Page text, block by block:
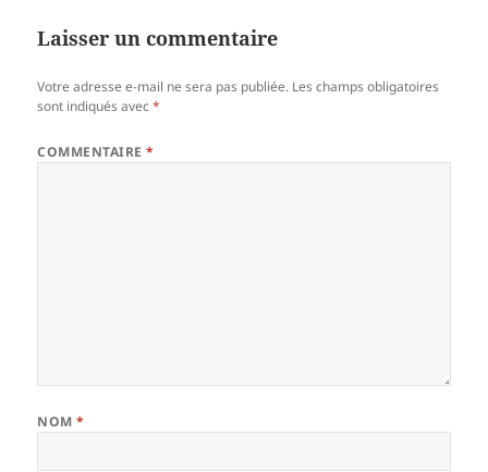
er
Laisser un commentaire
Votre adresse e-mail ne sera pas publiée. Les champs obligatoires
sont indiqués avec*
COMMENTAIRE*
NOM*